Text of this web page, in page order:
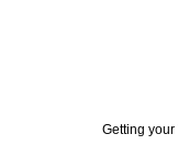
Getting your